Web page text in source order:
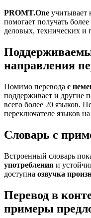
PROMT.One учитывает
помогает получать
деловых, технических и
направления
Помимо перевода с
поддерживает и другие
всего более 20 языков.
переключателе языков
Словарь с
Встроенный словарь
употребления и
доступна озвучка
Перевод в
примеры